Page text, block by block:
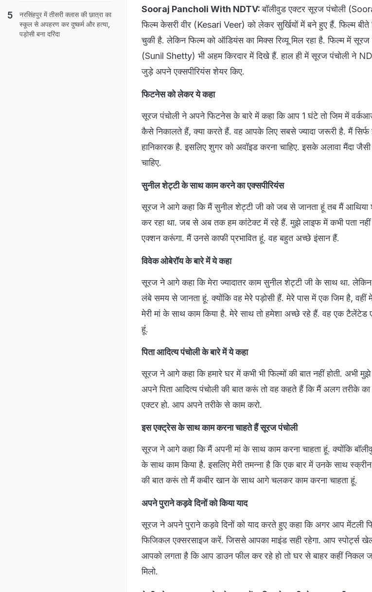
Sooraj Pancholi With NDTV:बॉलीवुड एक्टर सूरज पंचोली
फिल्म केसरी वीर (Kesari Veer) को लेकर सुर्खियों में बने हुए हैं. फिल्म बीते
चुकी है. लेकिन फिल्म को ऑडियंस का मिक्स रिव्यू मिल रहा है. फिल्म में
(Sunil Shetty) भी अहम किरदार में दिखे हैं. हाल ही में सूरज पंचोली ने
जुड़े अपने एक्सपीरियंस शेयर किए.
फिटनेस को लेकर ये कहा
सूरज पंचोली ने अपने फिटनेस के बारे में कहा कि आप 1 घंटे तो जिम में
कैसे निकालते हैं, क्या करते हैं. वह आपके लिए सबसे ज्यादा जरूरी है. मैं सिर्फ
हानिकारक है. इसलिए शुगर को अवॉइड करना चाहिए. इसके अलावा मैंदा
चाहिए.
सुनील शेट्टी के साथ काम करने का एक्सपीरियंस
सूरज ने आगे कहा कि मैं सुनील शेट्टी जी को जब से जानता हूं तब मैं आथिया
कर रहा था. जब से अब तक हम कांटेक्ट में रहे हैं. मुझे लाइफ में कभी पता
एक्शन करूंगा. मैं उनसे काफी प्रभावित हूं. वह बहुत अच्छे इंसान हैं.
विवेक ओबेरॉय के बारे में ये कहा
सूरज ने आगे कहा कि मेरा ज्यादातर काम सुनील शेट्टी जी के साथ था.
लंबे समय से जानता हूं. क्योंकि वह मेरे पड़ोसी हैं. मेरे पास में एक जिम है, वहीं
मेरी मां के साथ काम किया है. मेरे साथ तो हमेशा अच्छे रहे हैं. वह एक
हूं.
पिता आदित्य पंचोली के बारे में ये कहा
सूरज ने आगे कहा कि हमारे घर में कभी भी फिल्मों की बात नहीं होती. अभी
अपने पिता आदित्य पंचोली की बात करूं तो वह कहते हैं कि मैं अलग तरीके
एक्टर हो. आप अपने तरीके से काम करो.
इस एक्ट्रेस के साथ काम करना चाहते हैं सूरज पंचोली
सूरज ने आगे कहा कि मैं अपनी मां के साथ काम करना चाहता हूं. क्योंकि
के साथ काम किया है. इसलिए मेरी तमन्ना है कि एक बार में उनके साथ
की बात करूं तो मैं कबीर खान के साथ आगे चलकर काम करना चाहता हूं.
अपने पुराने कड़वे दिनों को किया याद
सूरज ने अपने पुराने कड़वे दिनों को याद करते हुए कहा कि अगर आप मेंटली
फिजिकल एक्सरसाइज करें. जिससे आपका माइंड सही रहेगा. आप स्पोर्ट्स
आपको लगता है कि आप डाउन फील कर रहे हो तो घर से बाहर कहीं निकल
मिलो.
नरसिंहपुर में तीसरी क्‍लास की छात्रा का
स्कूल से अपहरण कर दुष्कर्म और हत्या,
पड़ोसी बना दरिंदा